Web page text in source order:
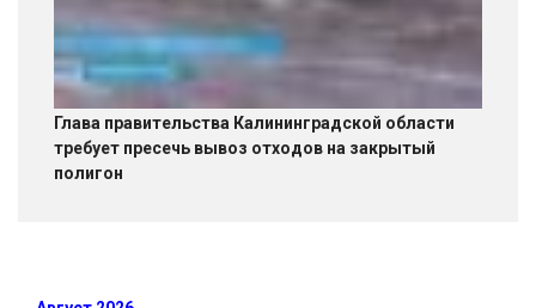
Глава правительства Калининградской области
требует пресечь вывоз отходов на закрытый
полигон